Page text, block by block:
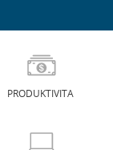
PRODUKTIVITA